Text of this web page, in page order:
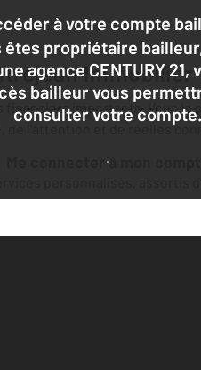
à votre compte
êtes propriétaire
agence CENTURY 21,
bailleur vous
consulter votre compte.
Me connecter à mon compte
Immobilier
importants. Vous le
l'attention et de réelles
personnalisés, assortis